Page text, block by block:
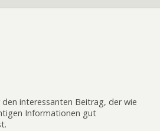
den interessanten Beitrag, der wie
Informationen gut